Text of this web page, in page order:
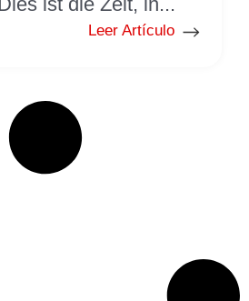
Leer Artículo